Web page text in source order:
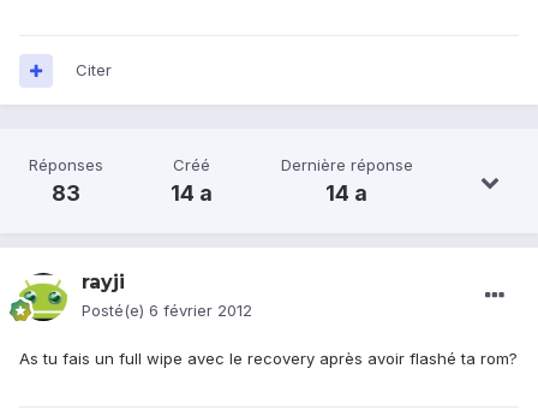
Citer
Réponses
83
Créé
14 a
Dernière réponse
14 a
rayji
Posté(e) 6 février 2012
As tu fais un full wipe avec le recovery après avoir flashé ta rom?